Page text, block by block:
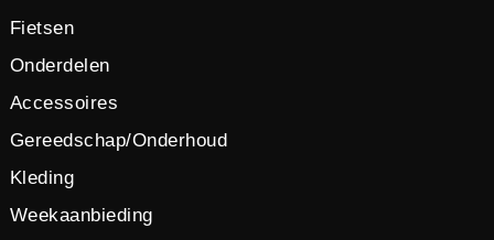
Fietsen
Onderdelen
Accessoires
Gereedschap/Onderhoud
Kleding
Weekaanbieding